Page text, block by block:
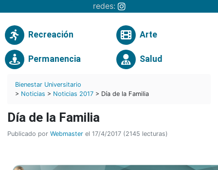
redes:
Recreación Arte
Permanencia Salud
Bienestar Universitario
> Noticias > Noticias 2017 > Día de la Familia
Día de la Familia
Publicado por Webmaster el 17/4/2017 (2145 lecturas)